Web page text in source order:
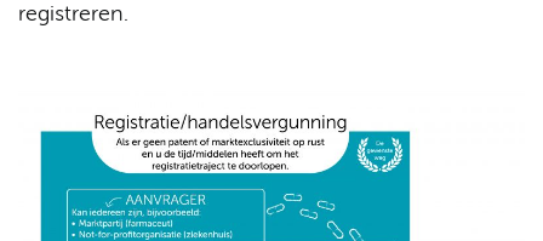
registreren.